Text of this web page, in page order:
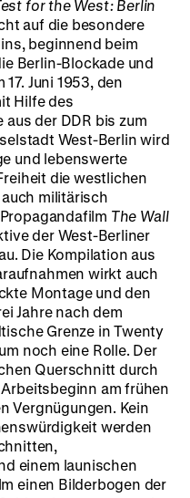
for the West: Berlin
auf die besondere
beginnend beim
Berlin-Blockade und
Juni 1953, den
Hilfe des
der DDR bis zum
West-Berlin wird
und lebenswerte
die westlichen
militärisch
The Wall
der West-Berliner
Die Kompilation aus
wirkt auch
Montage und den
Jahre nach dem
Grenze in Twenty
noch eine Rolle. Der
Querschnitt durch
am frühen
Vergnügungen. Kein
werden
einem launischen
einen Bilderbogen der